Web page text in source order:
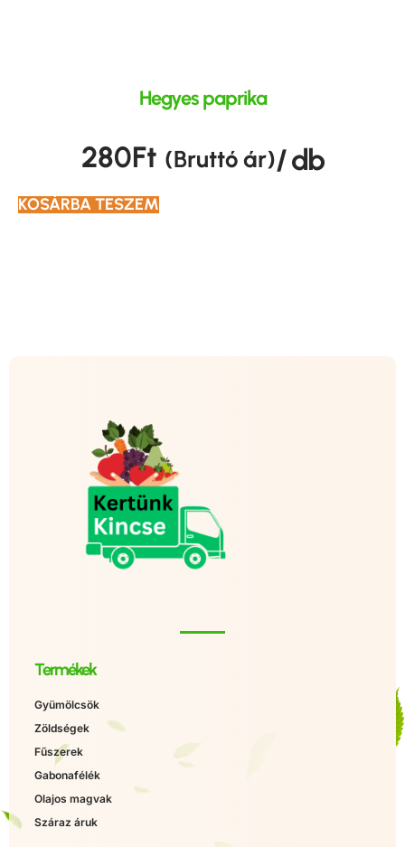
Hegyes paprika
280Ft (Bruttó ár)/ db
KOSÁRBA TESZEM
Termékek
Gyümölcsök
Zöldségek
Fűszerek
Gabonafélék
Olajos magvak
Száraz áruk